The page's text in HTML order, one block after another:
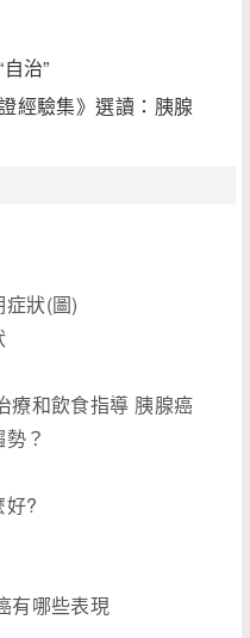
治”
經驗集》選讀：胰腺
狀(圖)
療和飲食指導 胰腺癌
？
好?
有哪些表現